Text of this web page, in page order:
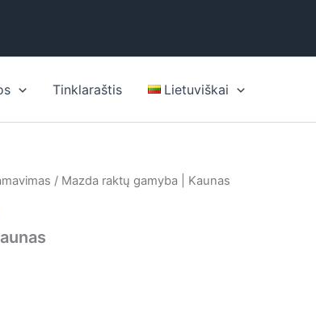
Tinklaraštis Lietuviškai
/ Mazda raktų gamyba | Kaunas